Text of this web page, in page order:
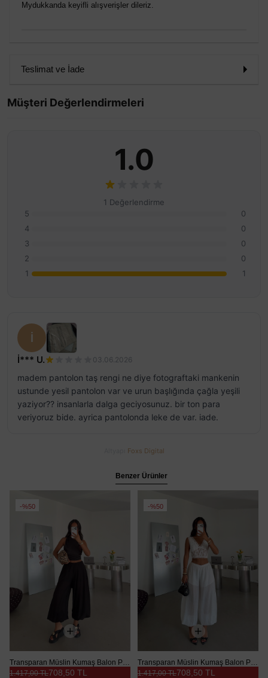
Mydukkanda keyifli alışverişler dileriz.
Teslimat ve İade
Müşteri Değerlendirmeleri
1.0
1 Değerlendirme
5
0
4
0
3
0
2
0
1
1
İ
İ*** U. 03.06.2026
madem pantolon taş rengi ne diye fotograftaki mankenin
ustunde yesil pantolon var ve urun başlığında çağla yeşili
yaziyor?? insanlarla dalga geciyosunuz. bir ton para
veriyoruz bide. ayrica pantolonda leke de var. iade.
Foxs Digital
Benzer Ürünler
%50
Transparan Müslin Kumaş Balon Pantolon - Siyah
708,50 TL
1.417,00 TL
%50
Transparan Müslin Kumaş Balon Pantolon - Beyaz
708,50 TL
1.417,00 TL